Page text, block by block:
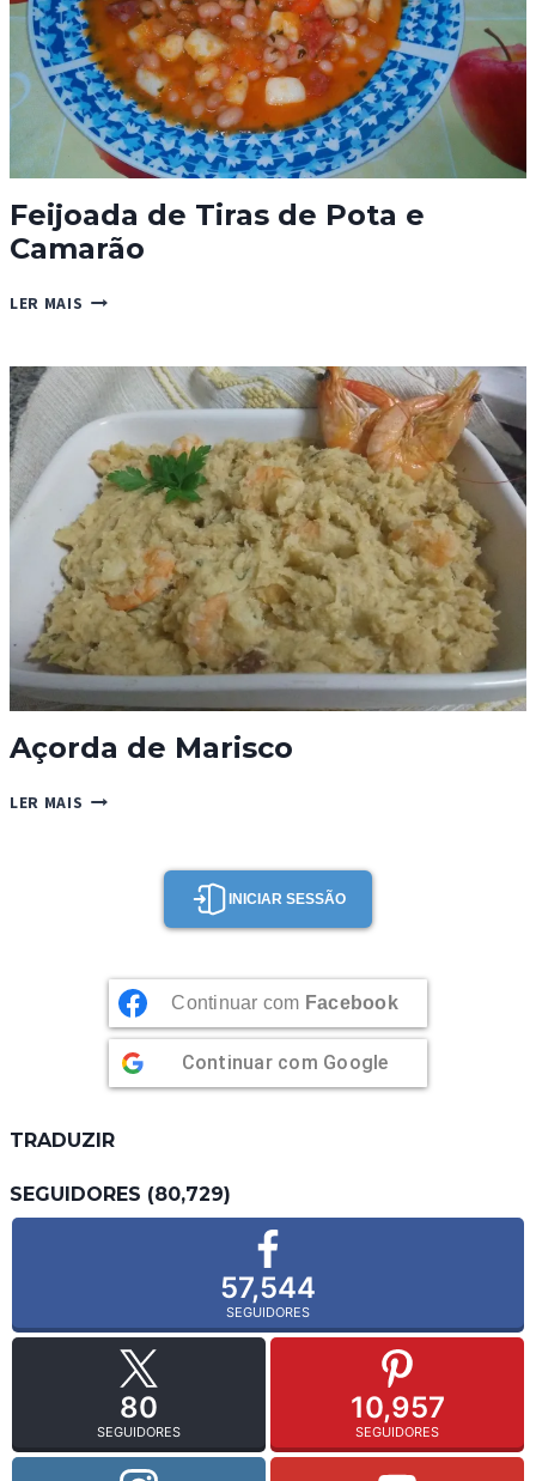
Feijoada de Tiras de Pota e
Camarão
LER MAIS FEIJOADA
DE
POTA
E
CAMARÃO
Açorda de Marisco
LER MAIS AÇORDA
INICIAR SESSÃO
Continuar com Facebook
Continuar com Google
TRADUZIR
SEGUIDORES (80,729)
57,544
SEGUIDORES
80
SEGUIDORES
10,957
SEGUIDORES